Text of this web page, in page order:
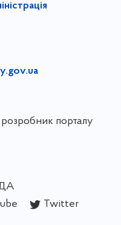
порталу
Twitter